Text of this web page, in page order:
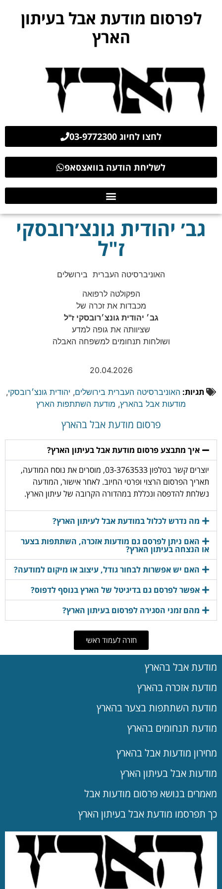
לפרסום מודעת אבל בעיתון
הארץ
לחצו לחיוג 03-9772300
לשליחת הודעה בוואצסאפ
גב׳ יהודית גונצ׳רובסקי
ז"ל
האוניברסיטה העברית בירושלים
הפקולטה לרפואה
מכבדות את זכרה של
גב׳ יהודית גונצ׳רובסקי ז"ל
שציוותה את גופה למדע
ושולחות תנחומים למשפחה האבלה
20.04.2026
תגיות: האוניברסיטה העברית בירושלים, יהודית גונצ׳רובסקי,
מודעות אבל בהארץ, מודעת השתתפות הארץ
פרסום מודעת אבל בהארץ
איך מתבצע פרסום מודעת אבל בעיתון הארץ?
יוצרים קשר בטלפון 03-3763533, מוסרים את נוסח המודעה,
תאריך הפרסום הרצוי ופרטי החיוב. לאחר אישור, המודעה
נשלחת להדפסה ונכללת במהדורה הקרובה של עיתון הארץ.
מה נדרש לכלול במודעת אבל לעיתון הארץ?
האם ניתן לפרסם גם מודעות אזכרה, השתתפות בצער
או הנצחה בעיתון הארץ?
האם יש אפשרות לבחור גודל, עיצוב או מיקום למודעה?
אפשר לפרסם גם בדיגיטל של הארץ בנוסף לדפוס?
מהם זמני הסגירה לפרסום בעיתון הארץ?
חזרה לעמוד ראשי
מודעת אבל בהארץ
מודעת אזכרה בהארץ
מודעת השתתפות בצער בהארץ
מודעת תנחומים בהארץ
מחירון מודעות אבל בהארץ
מודעות אבל בעיתון הארץ
מאמרים בנושא פרסום מודעות אבל
כך תפרסמו מודעת אבל בעיתון הארץ